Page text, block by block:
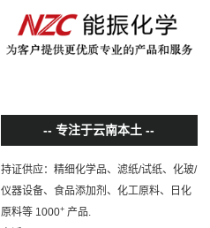
专注于云南本土
持证供应：精细化学品、滤纸/试纸、化玻/
仪器设备、食品添加剂、化工原料、日化
原料等 1000+ 产品.